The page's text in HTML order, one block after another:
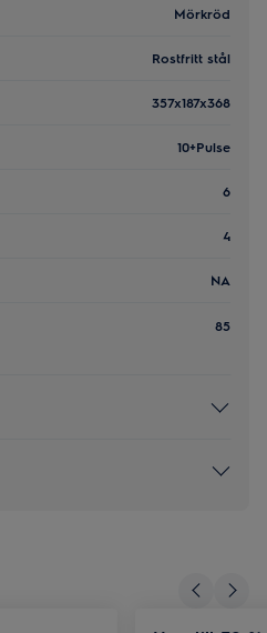
Mörkröd
Rostfritt stål
357x187x368
10+Pulse
6
4
NA
85